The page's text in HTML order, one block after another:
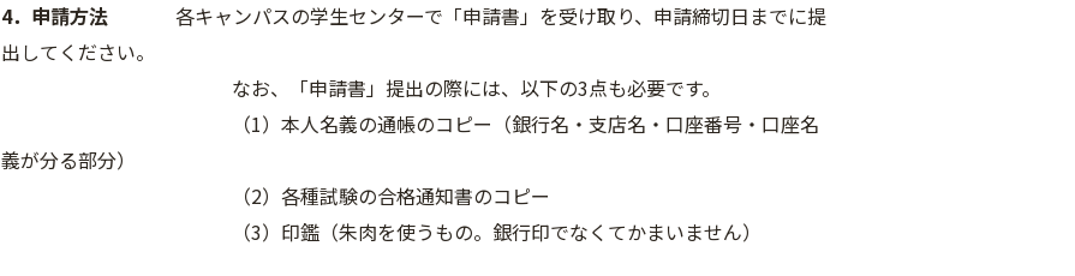
4．申請方法 各キャンパスの学生センターで「申請書」を受け取り、申請締切日までに提
出してください。
なお、「申請書」提出の際には、以下の3点も必要です。
（1）本人名義の通帳のコピー（銀行名・支店名・口座番号・口座名
義が分る部分）
（2）各種試験の合格通知書のコピー
（3）印鑑（朱肉を使うもの。銀行印でなくてかまいません）